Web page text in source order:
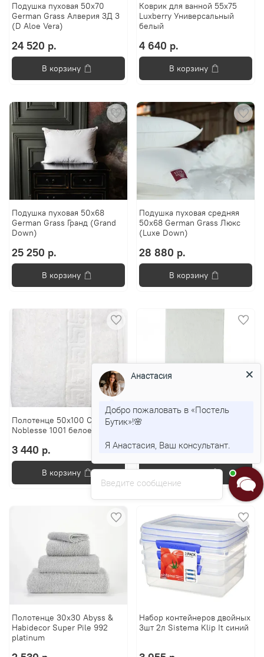
Подушка пуховая 50х70
German Grass Алверия 3Д 3
(D Aloe Vera)
24 520 р.
В корзину
Коврик для ванной 55х75
Luxberry Универсальный
белый
4 640 р.
В корзину
Подушка пуховая 50х68
German Grass Гранд (Grand
Down)
25 250 р.
В корзину
Подушка пуховая средняя
50х68 German Grass Люкс
(Luxe Down)
28 880 р.
В корзину
Полотенце 50x100 Cawo
Noblesse 1001 белое
3 440 р.
В корзину
Полотенце 30x50 Cawo Life
1 330 р.
В корзину
Полотенце 30x30 Abyss &
Habidecor Super Pile 992
platinum
Набор контейнеров двойных
3шт 2л Sistema Klip It синий
Введите сообщение
Анастасия
Добро пожаловать в «Постель
Бутик»!🌸
Я Анастасия, Ваш консультант.